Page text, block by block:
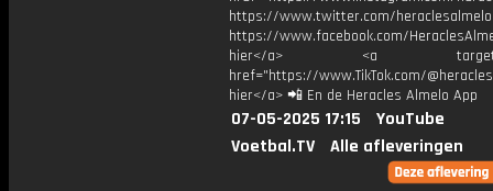
https://www.twitter.com/heraclesalmelo
https://www.facebook.com/
hier</a> <a
href="https://www.TikTok.com/
hier</a> 📲 En de Heracles Almelo App
07-05-2025 17:15
YouTube
Voetbal.TV
Alle afleveringen